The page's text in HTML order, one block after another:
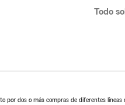
Todo
por dos o más compras de diferentes